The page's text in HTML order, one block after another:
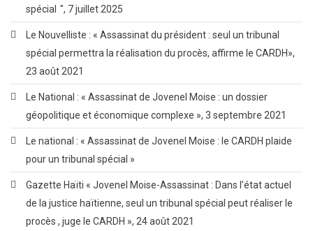
spécial ", 7 juillet 2025
Le Nouvelliste : « Assassinat du président : seul un tribunal
spécial permettra la réalisation du procès, affirme le CARDH»,
23 août 2021
Le National : « Assassinat de Jovenel Moise : un dossier
géopolitique et économique complexe », 3 septembre 2021
Le national : « Assassinat de Jovenel Moise : le CARDH plaide
pour un tribunal spécial »
Gazette Haïti « Jovenel Moise-Assassinat : Dans l’état actuel
de la justice haïtienne, seul un tribunal spécial peut réaliser le
procès , juge le CARDH », 24 août 2021